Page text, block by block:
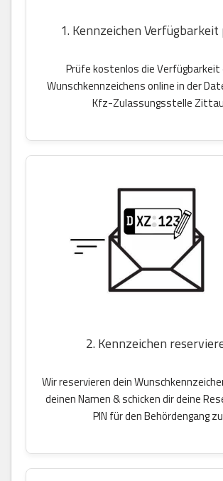
1. Kennzeichen
Prüfe kostenlos die Verfügbarkeit
Wunschkennzeichens online in der
Kfz-Zulassungsstelle
2. Kennzeichen
Wir reservieren dein
deinen Namen & schicken dir deine
PIN für den Behördengang